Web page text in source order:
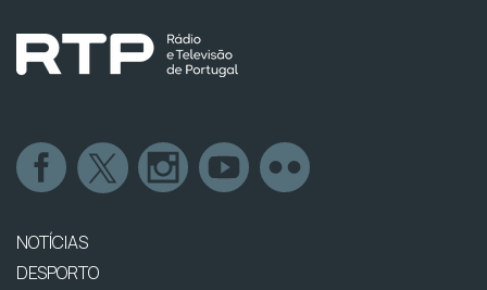
NOTÍCIAS
DESPORTO